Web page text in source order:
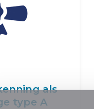
als
type A